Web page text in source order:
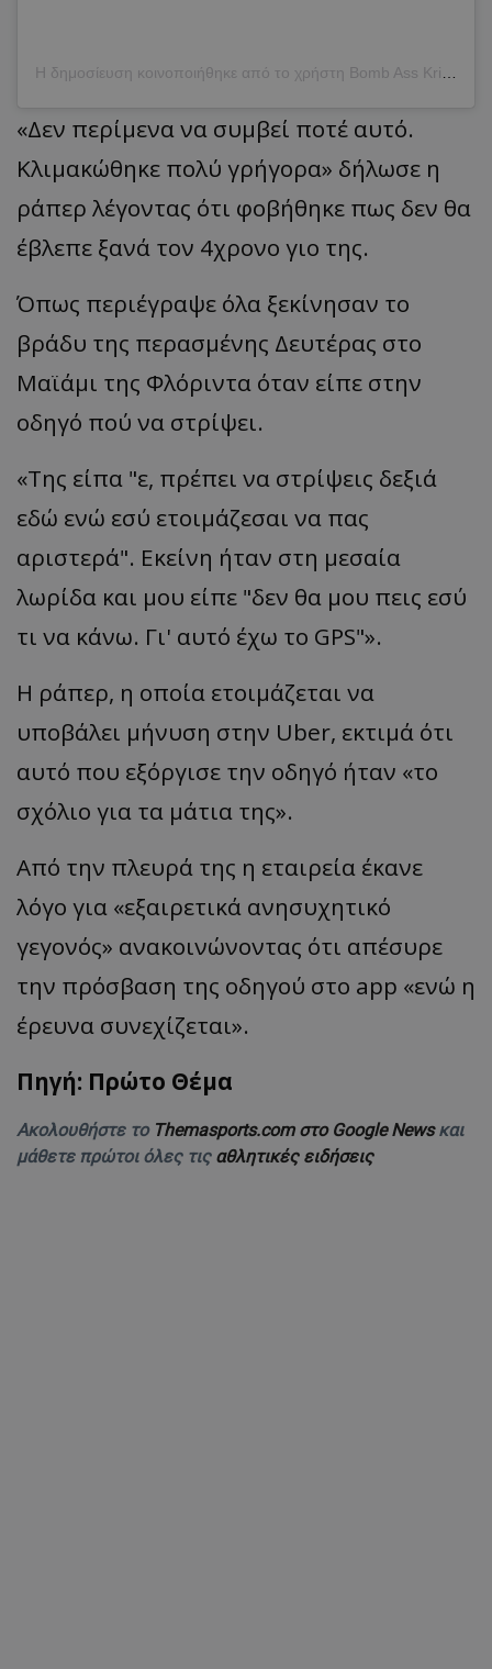
«Δεν περίμενα να συμβεί ποτέ αυτό.
Κλιμακώθηκε πολύ γρήγορα» δήλωσε η
ράπερ λέγοντας ότι φοβήθηκε πως δεν θα
έβλεπε ξανά τον 4χρονο γιο της.
Όπως περιέγραψε όλα ξεκίνησαν το
βράδυ της περασμένης Δευτέρας στο
Μαϊάμι της Φλόριντα όταν είπε στην
οδηγό πού να στρίψει.
«Της είπα "ε, πρέπει να στρίψεις δεξιά
εδώ ενώ εσύ ετοιμάζεσαι να πας
αριστερά". Εκείνη ήταν στη μεσαία
λωρίδα και μου είπε "δεν θα μου πεις εσύ
τι να κάνω. Γι' αυτό έχω το GPS"».
Η ράπερ, η οποία ετοιμάζεται να
υποβάλει μήνυση στην Uber, εκτιμά ότι
αυτό που εξόργισε την οδηγό ήταν «το
σχόλιο για τα μάτια της».
Από την πλευρά της η εταιρεία έκανε
λόγο για «εξαιρετικά ανησυχητικό
γεγονός» ανακοινώνοντας ότι απέσυρε
την πρόσβαση της οδηγού στο app «ενώ η
έρευνα συνεχίζεται».
Πηγή: Πρώτο Θέμα
Ακολουθήστε το Themasports.com στο Google Newsκαι
μάθετε πρώτοι όλες τις αθλητικές ειδήσεις